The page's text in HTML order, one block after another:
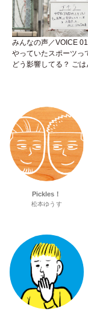
みんなの声／VOICE
やっていたスポーツっ
どう影響してる？ ご
Pickles！
松本ゆうす